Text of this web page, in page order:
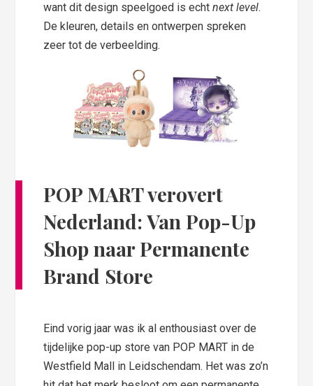
want dit design speelgoed is echtnext level.
De kleuren, details en ontwerpen spreken
zeer tot de verbeelding.
POP MART verovert
Nederland: Van Pop-Up
Shop naar Permanente
Brand Store
Eind vorig jaar was ik al enthousiast over de
tijdelijke pop-up store van POP MART in de
Westfield Mall in Leidschendam. Het was zo’n